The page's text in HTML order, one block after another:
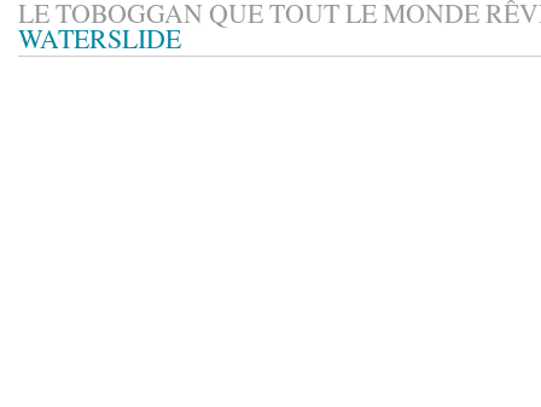
LE TOBOGGAN QUE TOUT LE MONDE
WATERSLIDE